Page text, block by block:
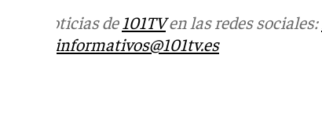
Más noticias de101TVen las redes sociales:
informativos@101tv.es